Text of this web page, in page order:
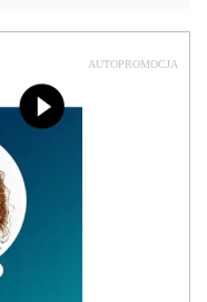
AUTOPROMOCJA